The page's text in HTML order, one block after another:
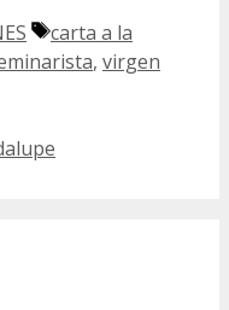
Etiquetas
carta a la
, virgen